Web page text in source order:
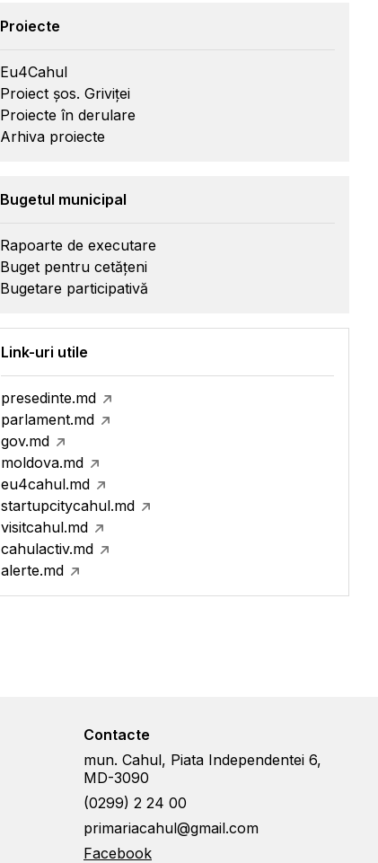
Proiecte
Eu4Cahul
Proiect șos. Griviței
Proiecte în derulare
Arhiva proiecte
Bugetul municipal
Rapoarte de executare
Buget pentru cetățeni
Bugetare participativă
Link-uri utile
presedinte.md
parlament.md
gov.md
moldova.md
eu4cahul.md
startupcitycahul.md
visitcahul.md
cahulactiv.md
alerte.md
Contacte
mun. Cahul, Piata Independentei 6,
MD-3090
(0299) 2 24 00
primariacahul@gmail.com
Facebook